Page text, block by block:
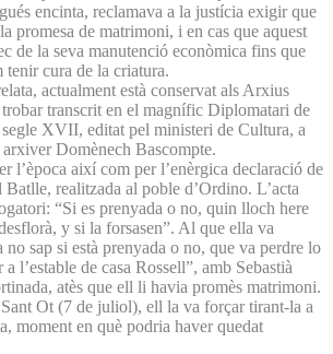
encinta, reclamava a la justícia exigir que
promesa de matrimoni, i en cas que aquest
de la seva manutenció econòmica fins que
tenir cura de la criatura.
actualment està conservat als Arxius
transcrit en el magnífic Diplomatari de
XVII, editat pel ministeri de Cultura, a
Domènech Bascompte.
l’època així com per l’enèrgica declaració de
realitzada al poble d’Ordino. L’acta
“Si es prenyada o no, quin lloch here
y si la forsasen”. Al que ella va
no sap si està prenyada o no, que va perdre lo
l’estable de casa Rossell”, amb Sebastià
atès que ell li havia promès matrimoni.
Ot (7 de juliol), ell la va forçar tirant-la a
moment en què podria haver quedat